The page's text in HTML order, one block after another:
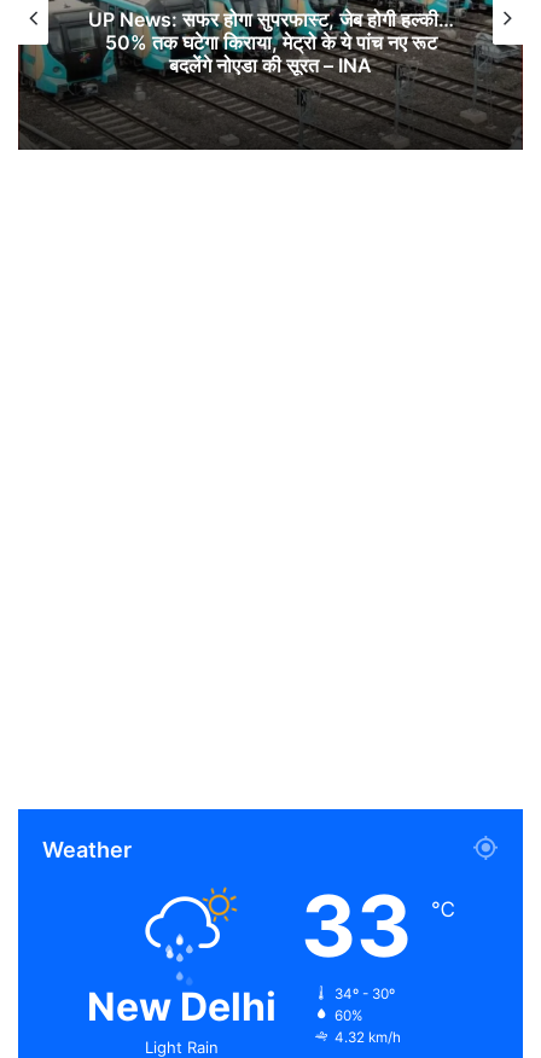
Crime- लुधियाना में ताबड़तोड़ फायरिंग: युवक को
गोलियों से किया छलनी, पुरानी रंजिश में गई हरजिंदर की
जान -#INA
Weather
New Delhi
Light Rain
33 ℃
34º - 30º
60%
4.32 km/h